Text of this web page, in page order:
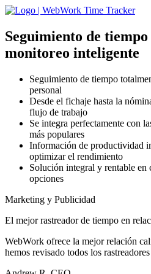
Seguimiento de
monitoreo inteligente
Seguimiento de tiempo
personal
Desde el fichaje hasta la
flujo de trabajo
Se integra perfectamente con
más populares
Información de productividad
optimizar el rendimiento
Solución integral y rentable en
opciones
Marketing y Publicidad
El mejor rastreador de tiempo en
WebWork ofrece la mejor relación
hemos revisado todos los